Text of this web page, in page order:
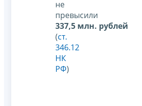
не
превысили
337,5 млн. рублей
(ст.
346.12
НК
РФ)